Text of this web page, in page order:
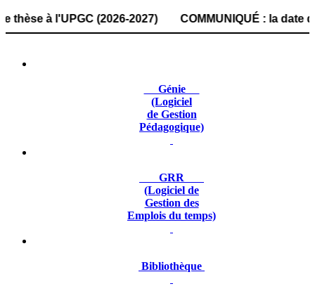
à l'UPGC (2026-2027) COMMUNIQUÉ : la date
Génie
(Logiciel
de Gestion
Pédagogique)
GRR
(Logiciel de
Gestion des
Emplois du temps)
Bibliothèque